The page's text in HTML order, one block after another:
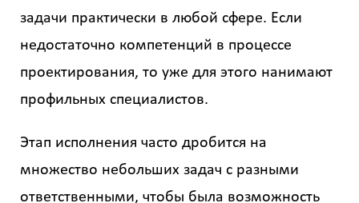
задачи практически в любой сфере. Если
недостаточно компетенций в процессе
проектирования, то уже для этого нанимают
профильных специалистов.
Этап исполнения часто дробится на
множество небольших задач с разными
ответственными, чтобы была возможность